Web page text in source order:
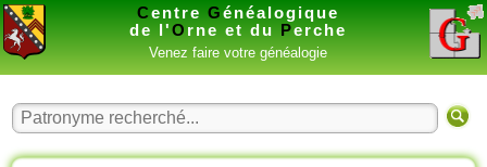
Centre Généalogique
de l'O rne et du Perche
Venez faire votre généalogie